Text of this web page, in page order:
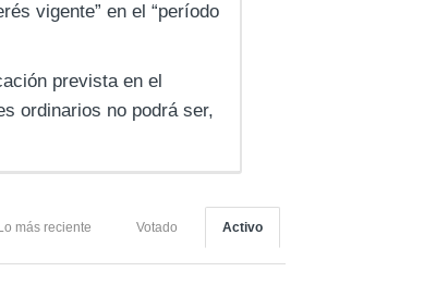
vigente” en el “período
prevista en el
ordinarios no podrá ser,
Activo
Votado
Lo más reciente